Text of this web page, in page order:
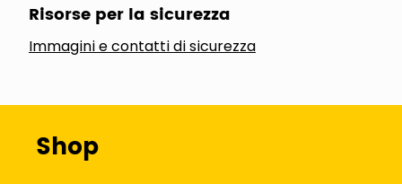
Risorse per la sicurezza
Immagini e contatti di sicurezza
Shop